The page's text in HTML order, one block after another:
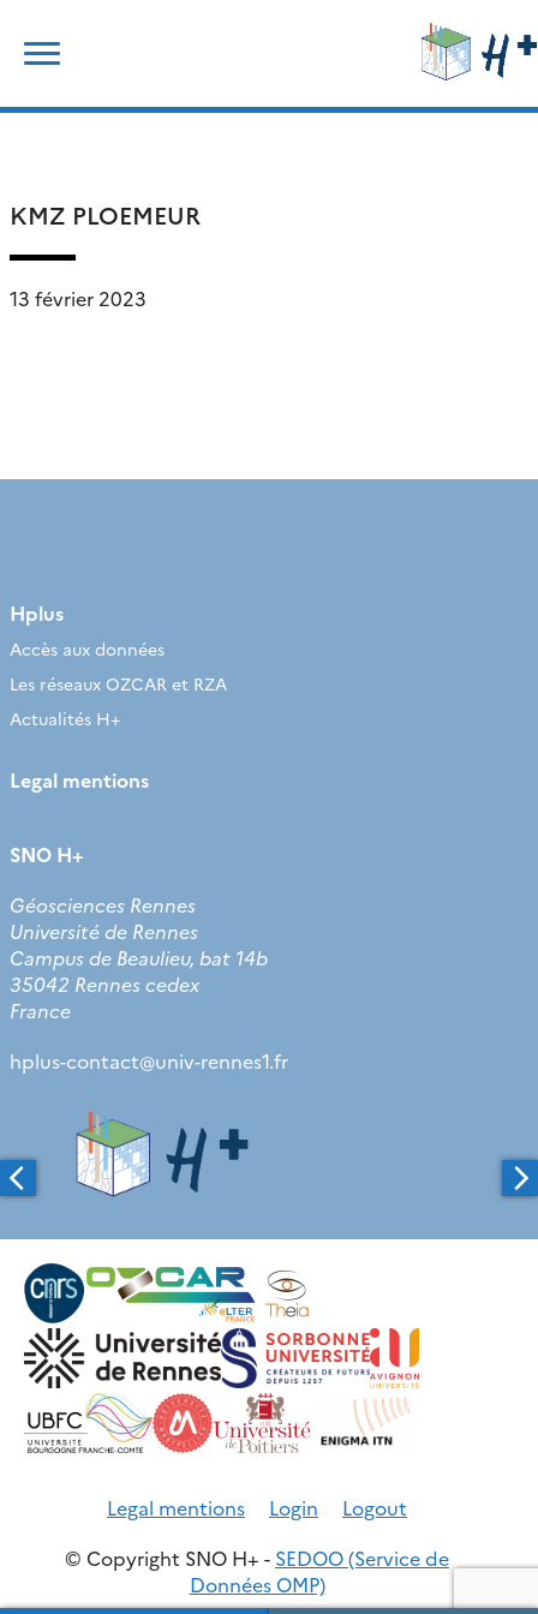
content
KMZ PLOEMEUR
13 février 2023
Hplus
Accès aux données
Les réseaux OZCAR et RZA
Actualités H+
Legal mentions
SNO H+
Géosciences Rennes
Université de Rennes
Campus de Beaulieu, bat 14b
35042 Rennes cedex
France
hplus-contact@univ-rennes1.fr
Legal mentions Login
Logout
© Copyright SNO H+ - SEDOO (Service de
Données OMP)